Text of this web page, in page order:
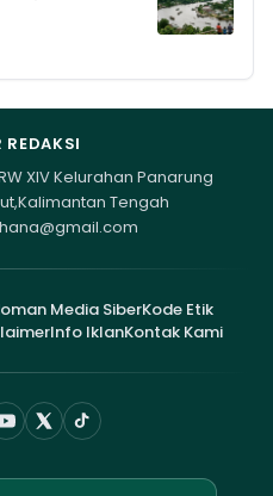
REDAKSI
XIV Kelurahan Panarung
Tengah
Media SiberKode Etik
Info IklanKontak Kami